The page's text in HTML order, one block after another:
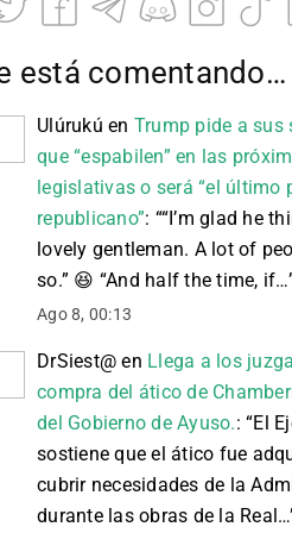
está comentando…
Ulúrukú en Trump pide a sus
que “espabilen” en las
legislativas o será “el último
republicano”: ““I’m glad he
lovely gentleman. A lot of
so.” 😆 “And half the time, if…
Ago 8, 00:13
DrSiest@ en Llega a los
compra del ático de
del Gobierno de Ayuso.: “El
sostiene que el ático fue
cubrir necesidades de la
durante las obras de la Real…